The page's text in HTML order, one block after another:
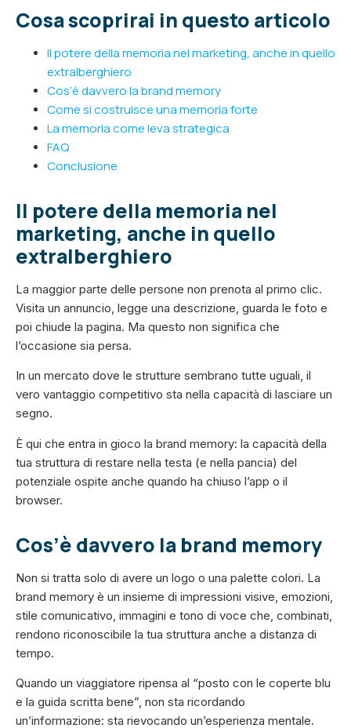
Cosa scoprirai in questo articolo
Il potere della memoria nel marketing, anche in quello
extralberghiero
Cos’è davvero la brand memory
Come si costruisce una memoria forte
La memoria come leva strategica
FAQ
Conclusione
Il potere della memoria nel
marketing, anche in quello
extralberghiero
La maggior parte delle persone non prenota al primo clic.
Visita un annuncio, legge una descrizione, guarda le foto e
poi chiude la pagina. Ma questo non significa che
l’occasione sia persa.
In un mercato dove le strutture sembrano tutte uguali, il
vero vantaggio competitivo sta nella capacità di lasciare un
segno.
È qui che entra in gioco la brand memory: la capacità della
tua struttura di restare nella testa (e nella pancia) del
potenziale ospite anche quando ha chiuso l’app o il
browser.
Cos’è davvero la brand memory
Non si tratta solo di avere un logo o una palette colori. La
brand memory è un insieme di impressioni visive, emozioni,
stile comunicativo, immagini e tono di voce che, combinati,
rendono riconoscibile la tua struttura anche a distanza di
tempo.
Quando un viaggiatore ripensa al “posto con le coperte blu
e la guida scritta bene”, non sta ricordando
un’informazione: sta rievocando un’esperienza mentale.